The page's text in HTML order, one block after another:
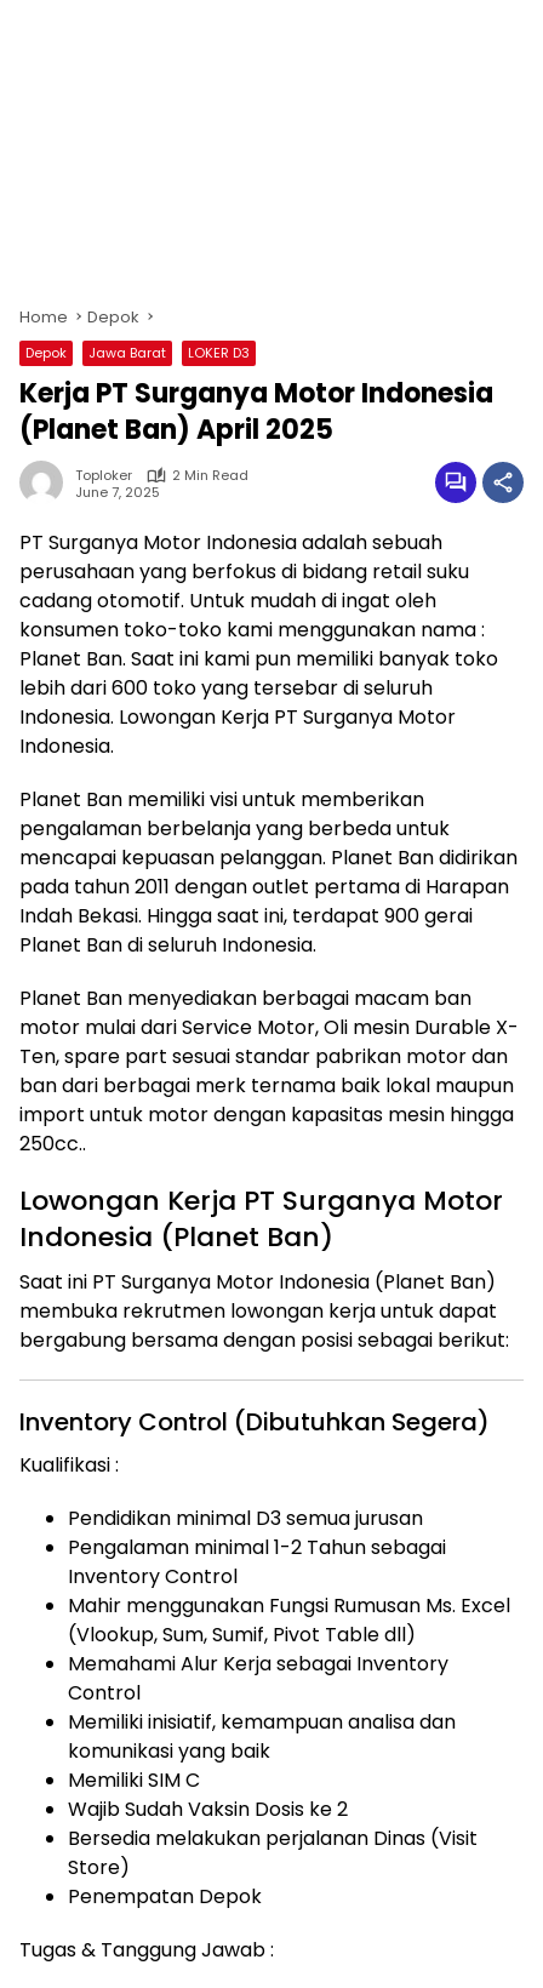
Home Depok
Depok Jawa Barat LOKER D3
Kerja PT Surganya Motor Indonesia
(Planet Ban) April 2025
Toploker
2 Min Read
June 7, 2025
PT Surganya Motor Indonesia adalah sebuah
perusahaan yang berfokus di bidang retail suku
cadang otomotif. Untuk mudah di ingat oleh
konsumen toko-toko kami menggunakan nama :
Planet Ban. Saat ini kami pun memiliki banyak toko
lebih dari 600 toko yang tersebar di seluruh
Indonesia. Lowongan Kerja PT Surganya Motor
Indonesia.
Planet Ban memiliki visi untuk memberikan
pengalaman berbelanja yang berbeda untuk
mencapai kepuasan pelanggan. Planet Ban didirikan
pada tahun 2011 dengan outlet pertama di Harapan
Indah Bekasi. Hingga saat ini, terdapat 900 gerai
Planet Ban di seluruh Indonesia.
Planet Ban menyediakan berbagai macam ban
motor mulai dari Service Motor, Oli mesin Durable X-
Ten, spare part sesuai standar pabrikan motor dan
ban dari berbagai merk ternama baik lokal maupun
import untuk motor dengan kapasitas mesin hingga
250cc..
Lowongan Kerja PT Surganya Motor
Indonesia (Planet Ban)
Saat ini PT Surganya Motor Indonesia (Planet Ban)
membuka rekrutmen lowongan kerja untuk dapat
bergabung bersama dengan posisi sebagai berikut:
Inventory Control (Dibutuhkan Segera)
Kualifikasi :
Pendidikan minimal D3 semua jurusan
Pengalaman minimal 1-2 Tahun sebagai
Inventory Control
Mahir menggunakan Fungsi Rumusan Ms. Excel
(Vlookup, Sum, Sumif, Pivot Table dll)
Memahami Alur Kerja sebagai Inventory
Control
Memiliki inisiatif, kemampuan analisa dan
komunikasi yang baik
Memiliki SIM C
Wajib Sudah Vaksin Dosis ke 2
Bersedia melakukan perjalanan Dinas (Visit
Store)
Penempatan Depok
Tugas & Tanggung Jawab :